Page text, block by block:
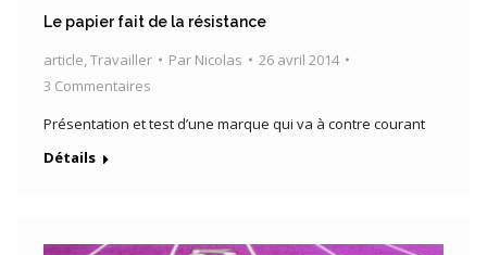
Le papier fait de la résistance
article,Travailler Par Nicolas
26 avril 2014
3 Commentaires
Présentation et test d’une marque qui va à contre courant
Détails